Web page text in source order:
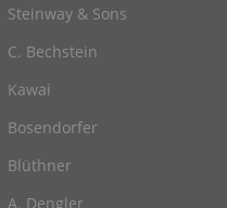
Steinway & Sons
C. Bechstein
Kawai
Bosendorfer
Blüthner
A. Dengler